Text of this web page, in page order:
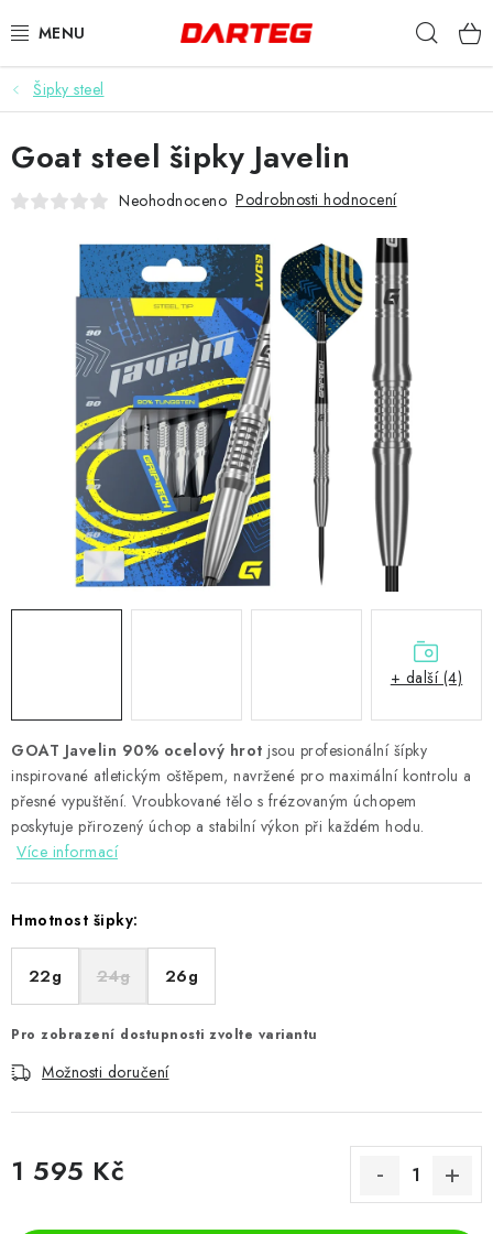
na
ŠIPKY
TERČE
DOPLŇKY K TERČI
NÁSADKY
POUZDRA
PŘÍSLUŠENSTVÍ
HRÁČI ŠIPEK
SLEVY
POUZDRA
Kontakty Hodnocení obchodu
Šipky steel
GOAT Javelin 90% ocelový hrot jsou profesionální šípky
inspirované atletickým oštěpem, navržené pro maximální kontrolu a
přesné vypuštění. Vroubkované tělo s frézovaným úchopem
poskytuje přirozený úchop a stabilní výkon při každém hodu.
Více informací
Hmotnost šipky:
22g 24g 26g
Pro zobrazení dostupnosti zvolte variantu
Možnosti doručení
1 595 Kč
Goat steel šipky Javelin
Neohodnoceno Podrobnosti hodnocení
+ další (4)